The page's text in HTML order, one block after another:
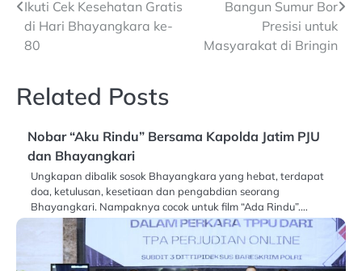
Ikuti Cek Kesehatan Gratis
di Hari Bhayangkara ke-
80
Bangun Sumur Bor
Presisi untuk
Masyarakat di Bringin
Related Posts
Nobar “Aku Rindu” Bersama Kapolda Jatim PJU
dan Bhayangkari
Ungkapan dibalik sosok Bhayangkara yang hebat, terdapat
doa, ketulusan, kesetiaan dan pengabdian seorang
Bhayangkari. Nampaknya cocok untuk film “Ada Rindu”.…